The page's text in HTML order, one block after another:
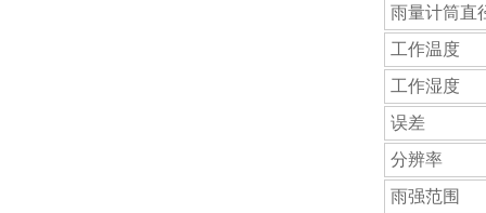
雨量计筒直
工作温度
工作湿度
误差
分辨率
雨强范围